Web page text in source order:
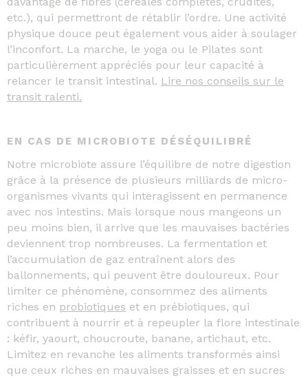
etc.), qui permettront de rétablir l’ordre. Une activité
physique douce peut également vous aider à soulager
l’inconfort. La marche, le yoga ou le Pilates sont
particulièrement appréciés pour leur capacité à
relancer le transit intestinal. Lire nos conseils sur le
transit ralenti.
EN CAS DE MICROBIOTE DÉSÉQUILIBRÉ
Notre microbiote assure l’équilibre de notre digestion
grâce à la présence de plusieurs milliards de micro-
organismes vivants qui interagissent en permanence
avec nos intestins. Mais lorsque nous mangeons un
peu moins bien, il arrive que les mauvaises bactéries
deviennent trop nombreuses. La fermentation et
l’accumulation de gaz entraînent alors des
ballonnements, qui peuvent être douloureux. Pour
limiter ce phénomène, consommez des aliments
riches en probiotiques et en prébiotiques, qui
contribuent à nourrir et à repeupler la flore intestinale
: kéfir, yaourt, choucroute, banane, artichaut, etc.
Limitez en revanche les aliments transformés ainsi
que ceux riches en mauvaises graisses et en sucres